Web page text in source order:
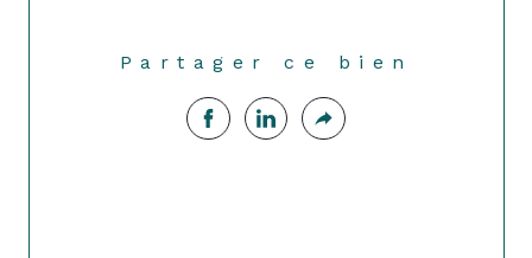
Partager ce bien